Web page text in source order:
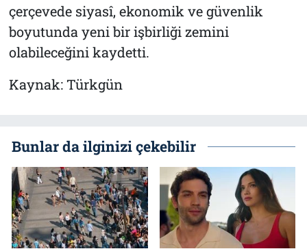
çerçevede siyasî, ekonomik ve güvenlik
boyutunda yeni bir işbirliği zemini
olabileceğini kaydetti.
Kaynak: Türkgün
Bunlar da ilginizi çekebilir